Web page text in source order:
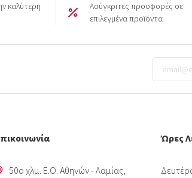
καλύτερη
Ασύγκριτες προσφορές σε
επιλεγμένα προϊόντα
50o χλμ. Ε.Ο. Αθηνών - Λαμίας,
Ώρες